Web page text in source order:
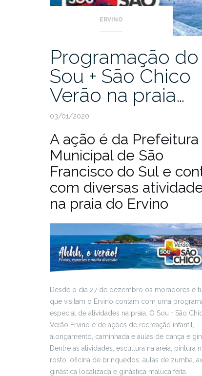
ERVINO
Programação do
Sou + São Chico
Verão na praia…
03/01/2020
A ação é da Prefeitura
Municipal de São
Francisco do Sul e
com diversas
na praia do Ervino
Desde o dia 27 de dezembro os moradores e
que visitam o Ervino contam com uma
especial de atividades na praia. O Sou + São
Verão Ervino é de ações de recreação infantil,
alongamento, caminhada e aulas de dança e
Dentre as atividades, escultura na areia, pintura
rosto, oficina de brinquedos, aulas de zumba,
ginástica localizada e ginástica maluca feita